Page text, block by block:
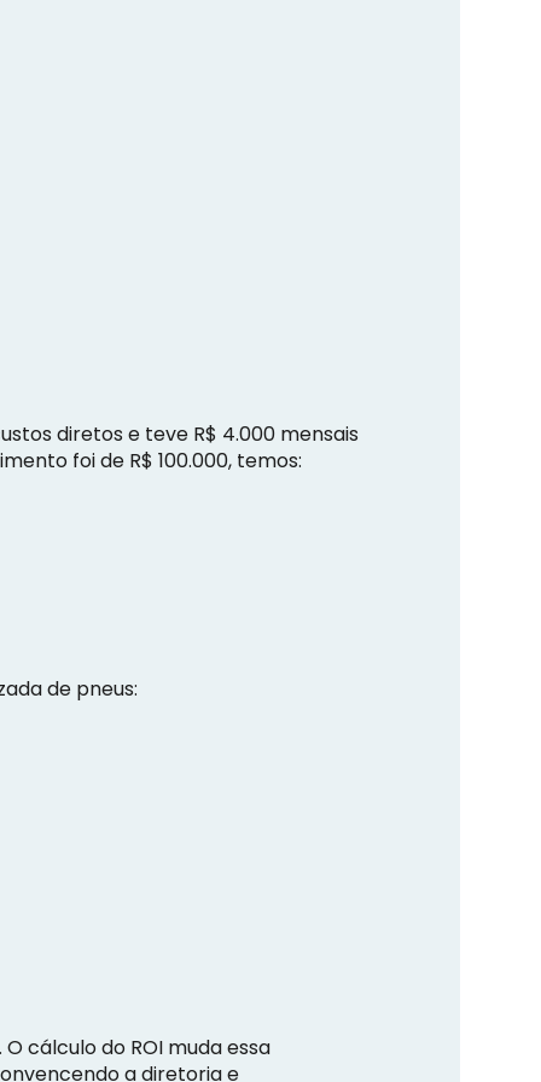
diretos e teve R$ 4.000 mensais
foi de R$ 100.000, temos:
de pneus:
cálculo do ROI muda essa
a diretoria e